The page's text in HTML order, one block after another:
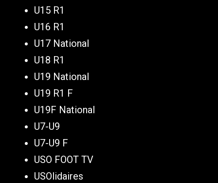
U15 R1
U16 R1
U17 National
U18 R1
U19 National
U19 R1 F
U19F National
U7-U9
U7-U9 F
USO FOOT TV
USOlidaires